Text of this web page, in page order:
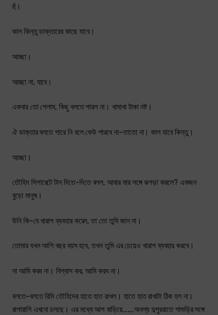
হুঁ।
কাল কিন্তু ডাক্তারের কাছে যাবে।
আচ্ছা।
আচ্ছা না, যাবে।
একবার তো গেলাম, কিছু বলতে পারল না। খামাখা টাকা নষ্ট।
ঐ ডাক্তার বলতে পারে নি বলে কেউ পারবে না–তাতো না। কাল যাবে কিন্তু।
আচ্ছা।
তৌহিদ সিগারেটে টান দিতে-দিতে বলল, আবার মার সঙ্গে ঝগড়া করলে? একজন
বুড়ো মানুষ।
উনি কি-যে খারাপ ব্যবহার করেন, তা তো তুমি জান না।
তোমার যখন আশি বছর বয়স হবে, তখন তুমি এর চেয়েও খারাপ ব্যবহার করবে।
না আমি করব না। বিশ্বাস কর, আমি করব না।
বলতে-বলতে রিমি তৌহিদের হাতে হাত রাখল। হাতে হাত রাখাটা ঠিক হল না।
রাগারাগি এখনো চলছে। এর মধ্যে আগ বাড়িয়ে…….অবশ্য দুপুররাতে শাশুড়ির সঙ্গে